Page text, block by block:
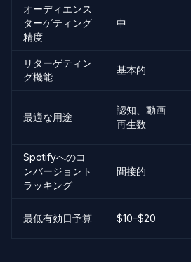
オーディエンス
ターゲティング
精度
中
リターゲティン
グ機能
基本的
最適な用途
認知、動画
再生数
Spotifyへのコ
ンバージョント
ラッキング
間接的
最低有効日予算 $10–$20